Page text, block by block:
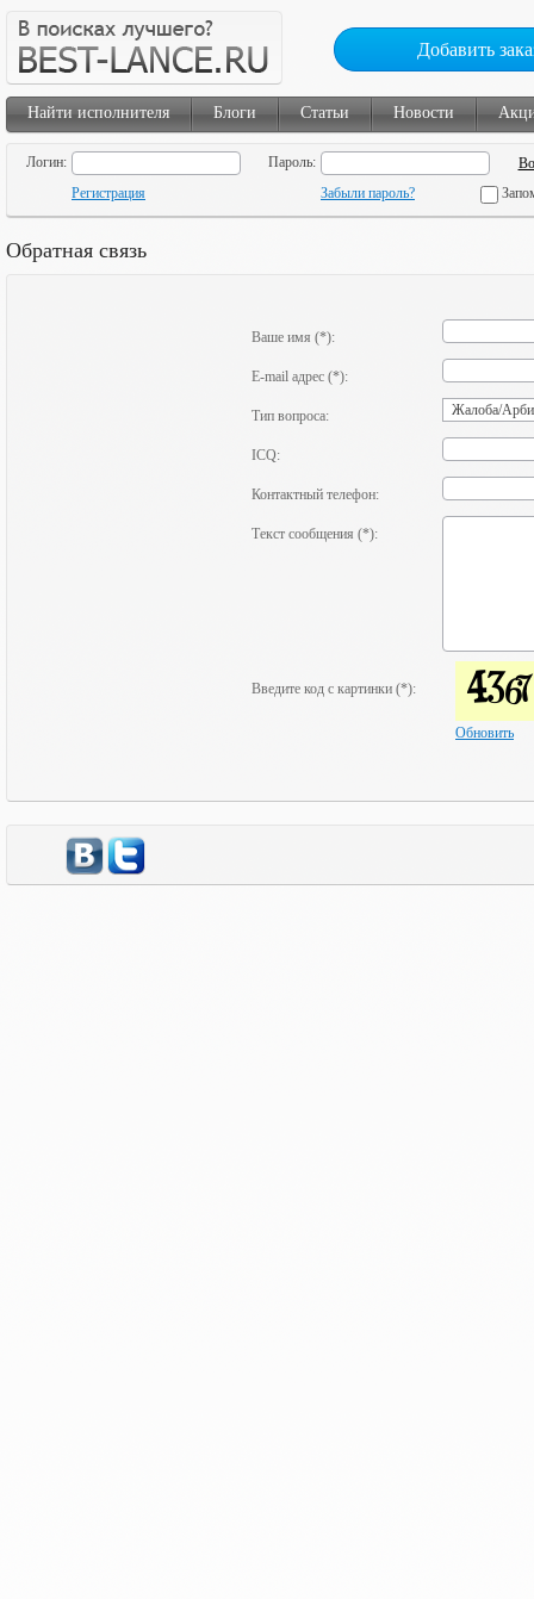
Добавить
Найти исполнителя Блоги Статьи Новости
Логин:
Пароль:
Регистрация
Забыли пароль?
Обратная связь
Ваше имя (*):
E-mail адрес (*):
Тип вопроса:
ICQ:
Контактный телефон:
Текст сообщения (*):
Введите код с картинки (*):
Обновить